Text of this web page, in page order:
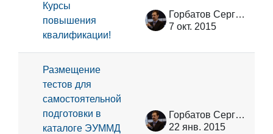
Курсы
повышения
квалификации!
Горбатов Сергей Васильевич
7 окт. 2015
Размещение
тестов для
самостоятельной
подготовки в
каталоге ЭУММД
Горбатов Сергей Васильевич
22 янв. 2015